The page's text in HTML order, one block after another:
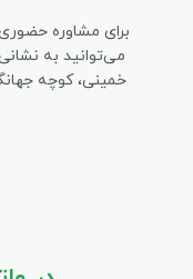
برای مشاوره
می‌توانید به
خمینی، کوچه